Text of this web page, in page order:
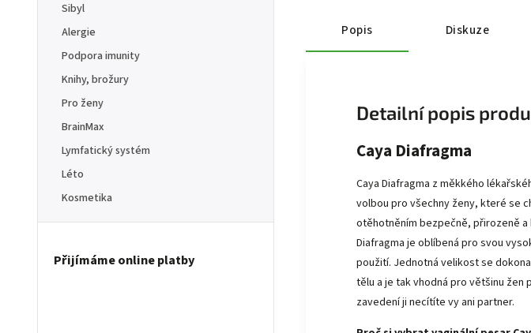
Sibyl
Alergie
Podpora imunity
Knihy, brožury
Pro ženy
BrainMax
Lymfatický systém
Léto
Kosmetika
Přijímáme online platby
Popis Diskuze
Detailní popis
Caya Diafragma
Caya Diafragma z měkkého
volbou pro všechny ženy, které se
otěhotněním bezpečně, přirozeně a
Diafragma je oblíbená pro svou
použití. Jednotná velikost se
tělu a je tak vhodná pro většinu žen
zavedení ji necítíte vy ani partner.